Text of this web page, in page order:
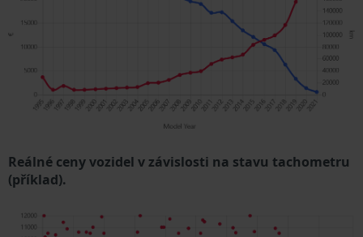
Reálné ceny vozidel v závislosti na stavu tachometru
(příklad).